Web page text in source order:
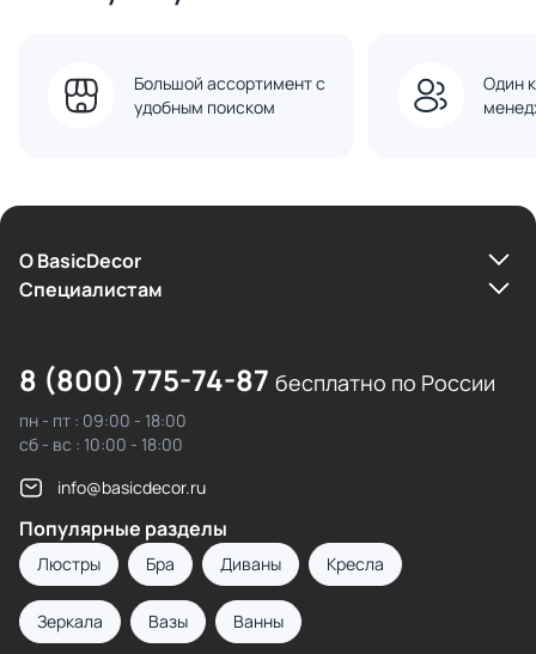
Большой ассортимент с
удобным поиском
Один
О BasicDecor
Cпециалистам
8 (800) 775-74-87 бесплатно по России
пн - пт : 09:00 - 18:00
сб - вс : 10:00 - 18:00
info@basicdecor.ru
Популярные разделы
Люстры Бра Диваны Кресла
Зеркала Вазы Ванны